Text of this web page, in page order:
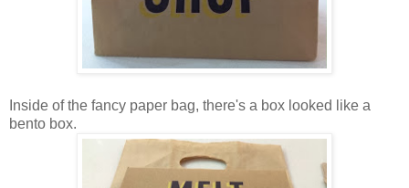
Inside of the fancy paper bag, there's a box looked like a
bento box.